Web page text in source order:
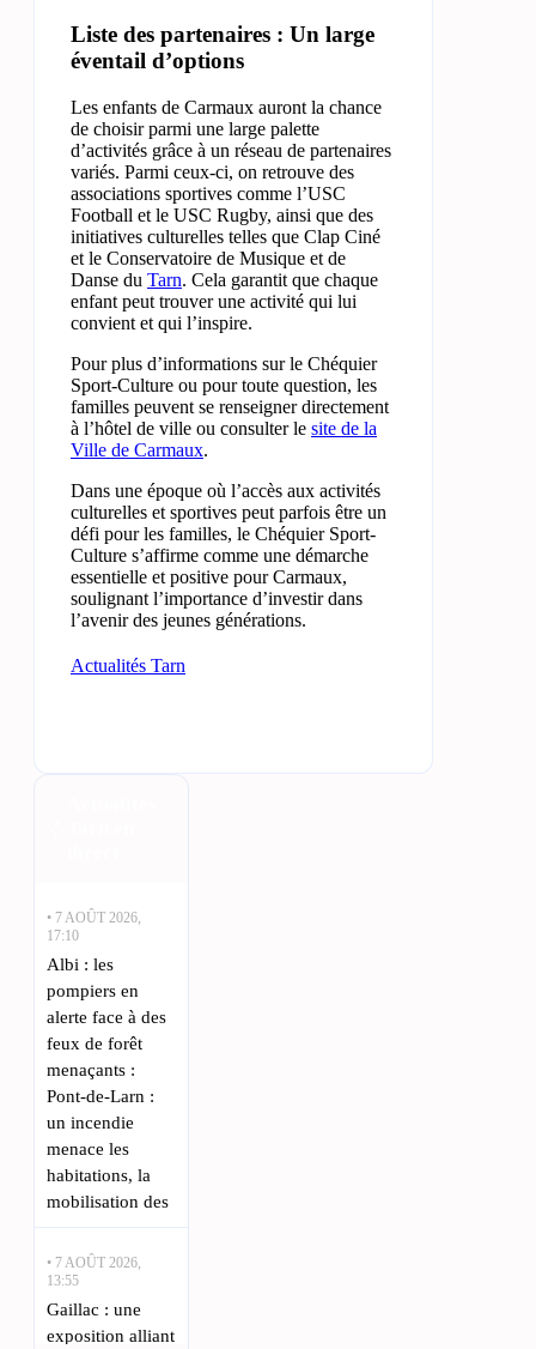
Liste des partenaires : Un large
éventail d’options
Les enfants de Carmaux auront la chance
de choisir parmi une large palette
d’activités grâce à un réseau de partenaires
variés. Parmi ceux-ci, on retrouve des
associations sportives comme l’USC
Football et le USC Rugby, ainsi que des
initiatives culturelles telles que Clap Ciné
et le Conservatoire de Musique et de
Danse du Tarn. Cela garantit que chaque
enfant peut trouver une activité qui lui
convient et qui l’inspire.
Pour plus d’informations sur le Chéquier
Sport-Culture ou pour toute question, les
familles peuvent se renseigner directement
à l’hôtel de ville ou consulter le site de la
Ville de Carmaux.
Dans une époque où l’accès aux activités
culturelles et sportives peut parfois être un
défi pour les familles, le Chéquier Sport-
Culture s’affirme comme une démarche
essentielle et positive pour Carmaux,
soulignant l’importance d’investir dans
l’avenir des jeunes générations.
Actualités Tarn
• 7 AOÛT 2026,
17:10
Albi : les
pompiers en
alerte face à des
feux de forêt
menaçants :
Pont-de-Larn :
un incendie
menace les
habitations, la
mobilisation des
• 7 AOÛT 2026,
13:55
Gaillac : une
exposition alliant